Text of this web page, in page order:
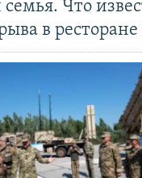
Что
в ресторане